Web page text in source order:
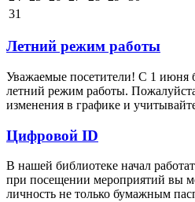
31
Летний режим работы
Уважаемые посетители! С 1 июня
летний режим работы.
изменения в графике и
Цифровой ID
В нашей библиотеке начал
при посещении мероприятий вы
личность не только бумажным